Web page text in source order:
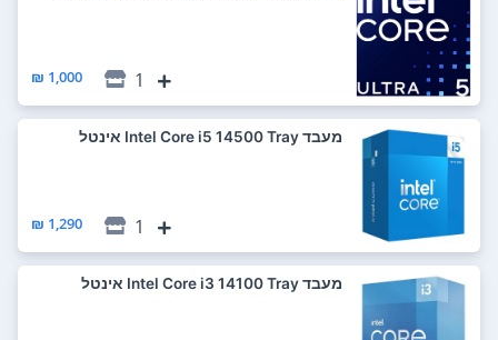
1
1,000 ₪
מעבד Intel Core i5 14500 Tray אינטל
1
1,290 ₪
מעבד Intel Core i3 14100 Tray אינטל